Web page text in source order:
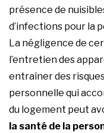
présence de
d’infections pour la
La négligence de
l’entretien des
entraîner des risques
personnelle qui
du logement peut
la santé de la